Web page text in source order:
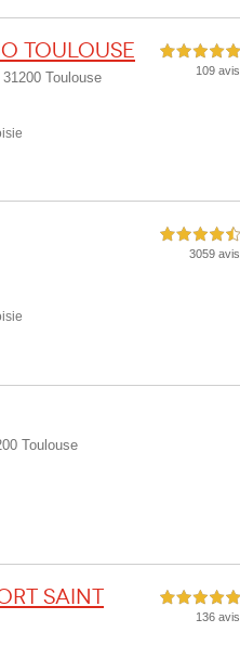
Toulouse
Toulouse
5,0 étoiles sur 5
109 avis
4,5 étoiles sur 5
3059 avis
Toulouse
Saint
5,0 étoiles sur 5
136 avis